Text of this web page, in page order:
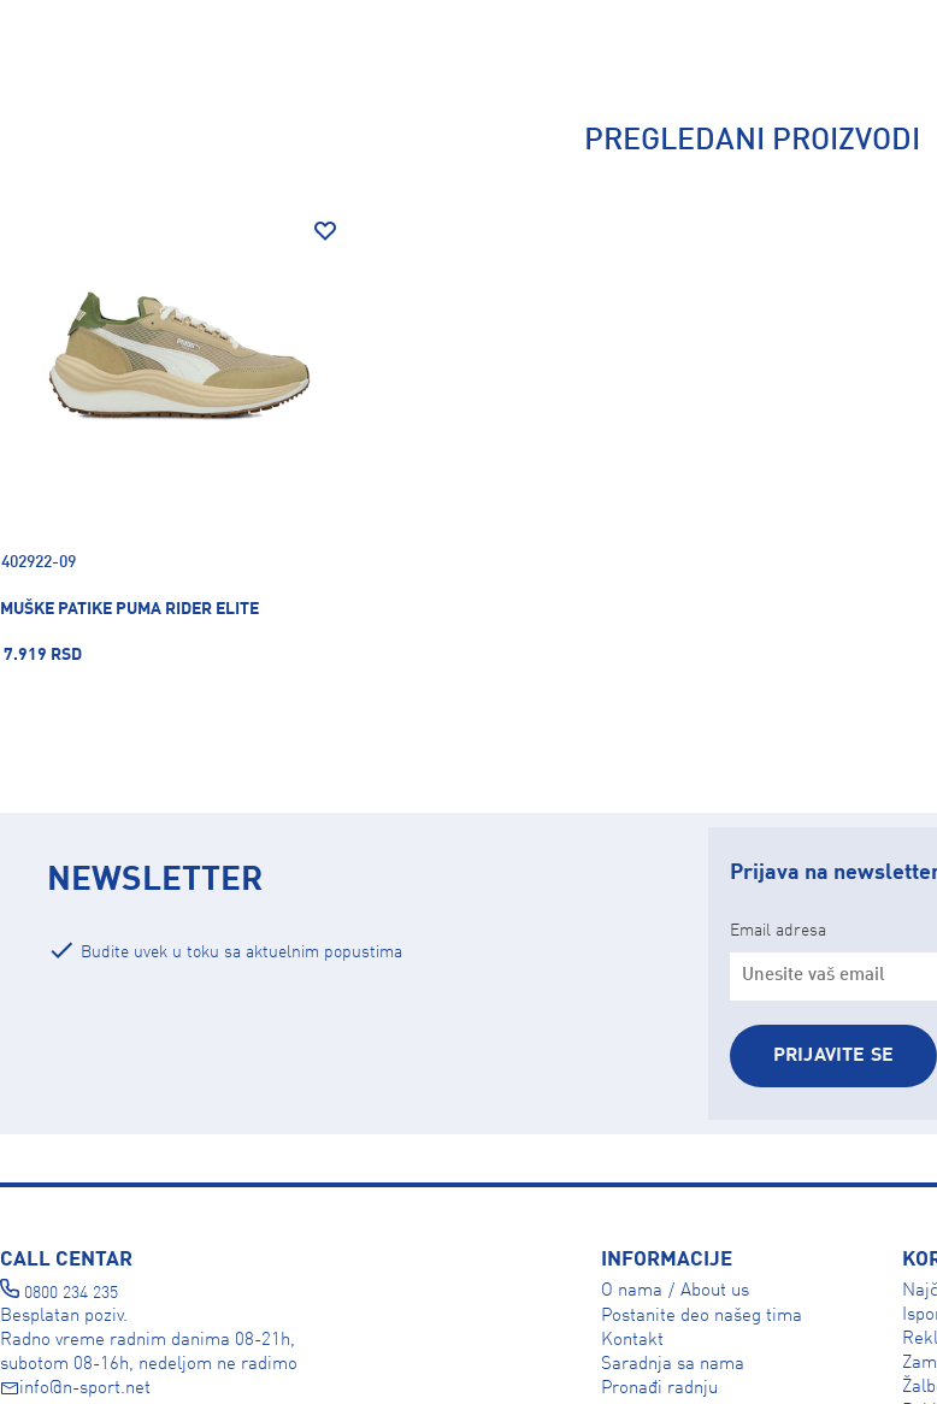
PREGLEDANI PROIZVODI
402922-09
MUŠKE PATIKE PUMA RIDER ELITE
7.919 RSD
NEWSLETTER
Budite uvek u toku sa aktuelnim popustima
Prijava na
Email adresa
PRIJAVITE SE
CALL CENTAR
0800 234 235
Besplatan poziv.
Radno vreme radnim danima 08-21h,
subotom 08-16h, nedeljom ne radimo
info@n-sport.net
INFORMACIJE
O nama / About us
Postanite deo našeg tima
Kontakt
Saradnja sa nama
Pronađi radnju